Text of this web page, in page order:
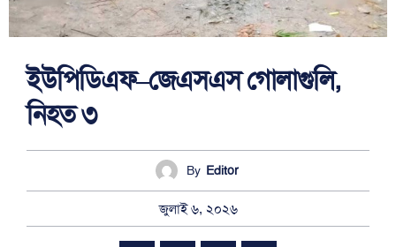
ইউপিডিএফ–জেএসএস গোলাগুলি,
নিহত ৩
By Editor
জুলাই ৬, ২০২৬